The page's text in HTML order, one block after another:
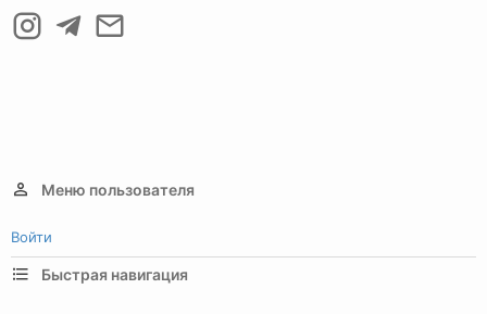
Меню пользователя
Войти
Быстрая навигация